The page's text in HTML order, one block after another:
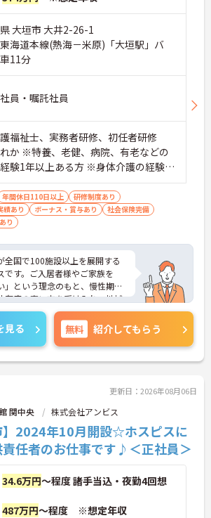
大垣市 大井2-26-1
海道本線(熱海－米原)「大垣駅」バ
11分
員・嘱託社員
福祉士、実務者研修、初任者研修
か ※特養、老健、病院、有老などの
験1年以上ある方 ※身体介護の経験年
る方、機械浴の使用の経験のある方
年間休日110日以上
研修制度あり
績あり
ボーナス・賞与あり
社会保険完備
り
全国で100施設以上を展開する
です。ご入居者様やご家族を
」という理念のもと、慢性期や
存度の高い方を受け入れ、地域
意義の高い事業を推進していま
24時間常駐しています。急変
は看護師が担当するため、初任
の方も食事介助や入浴介助など
に専念できる環境です。多職種
りと整っています。働き方の面
が原則として公休となるほ
も5時間から7時間程度とかな
タッフの比率が90パーセント
な勤務変更が発生しにくく、あ
訪問予定表に沿って規則正しく
現場スタッフによるお一人おひ
のOJT研修が実施されます。eラ
ており、多職種と連携しながら
ていける環境が用意されていま
見る 無料 紹介してもらう
更新日：2026年08月06日
関中央 株式会社アンビス
】2024年10月開設☆ホスピスに
任者のお仕事です♪＜正社員＞
34.6万円～程度 諸手当込・夜勤4回想
487万円～程度 ※想定年収